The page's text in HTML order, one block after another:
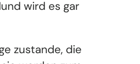
wird es gar
zustande, die